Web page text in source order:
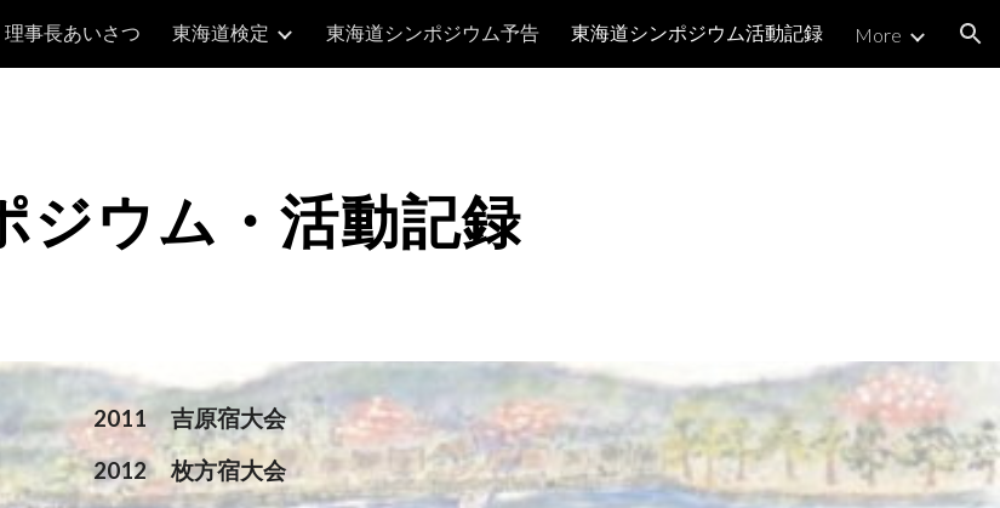
Skip to navigation
理事長あいさつ 東海道検定 東海道シンポジウム予告 東海道シンポジウム活動記録 More
ジウム・活動記録
2011
吉原宿大会
2012
枚方宿大会